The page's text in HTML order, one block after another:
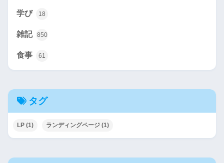
学び 18
雑記 850
食事 61
タグ
LP (1) ランディングページ (1)